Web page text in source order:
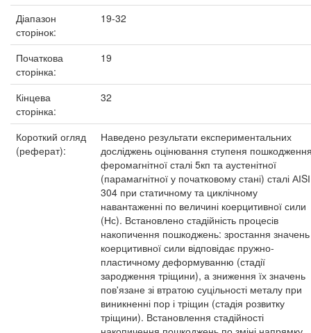
Діапазон
сторінок:
19-32
Початкова
сторінка:
19
Кінцева
сторінка:
32
Короткий огляд
(реферат):
Наведено результати експериментальних
досліджень оцінювання ступеня
феромагнітної сталі 5кп та аустенітної
(парамагнітної у початковому стані) сталі АІSІ
304 при статичному та циклічному
навантаженні по величині коерцитивної сили
(Нс). Встановлено стадійність процесів
накопичення пошкоджень: зростання значень
коерцитивної сили відповідає пружно-
пластичному деформуванню (стадії
зародження тріщини), а зниження їх значень
пов'язане зі втратою суцільності металу при
виникненні пор і тріщин (стадія розвитку
тріщини). Встановлення стадійності